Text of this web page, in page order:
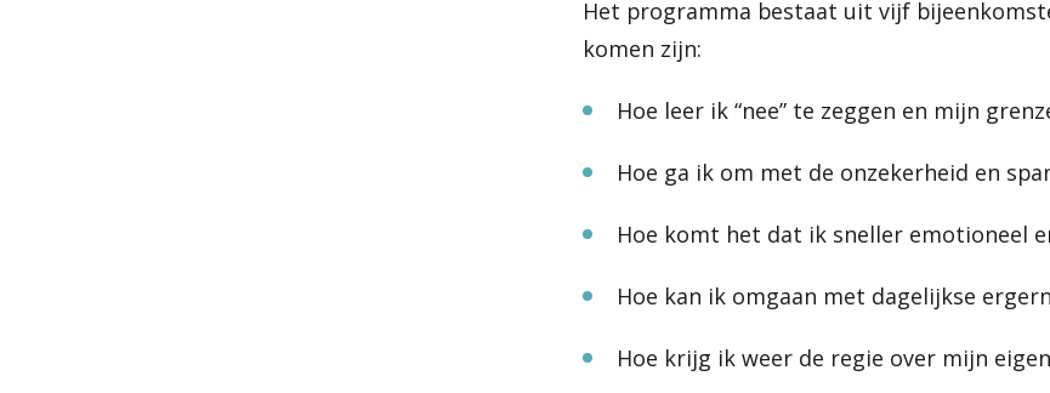
Het programma bestaat uit vijf
komen zijn:
Hoe leer ik “nee” te zeggen en mijn
Hoe ga ik om met de onzekerheid en
Hoe komt het dat ik sneller emotioneel
Hoe kan ik omgaan met dagelijkse
Hoe krijg ik weer de regie over mijn